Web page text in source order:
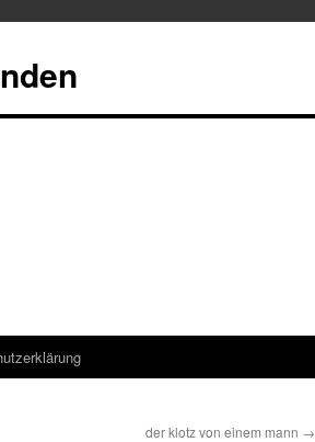
der klotz von einem mann →